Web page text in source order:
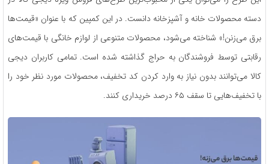
دسته محصولات خانه و آشپزخانه دانست. در این کمپین که با عنوان «قیمت‌ها
برق می‌زنن!» شناخته می‌شود، محصولات متنوعی از لوازم خانگی با قیمت‌های
رقابتی توسط فروشندگان به حراج گذاشته شده است. تمامی کاربران دیجی
کالا می‌توانند بدون نیاز به وارد کردن کد تخفیف، محصولات مورد نظر خود را
با تخفیف‌هایی تا سقف ۶۵ درصد خریداری کنند.